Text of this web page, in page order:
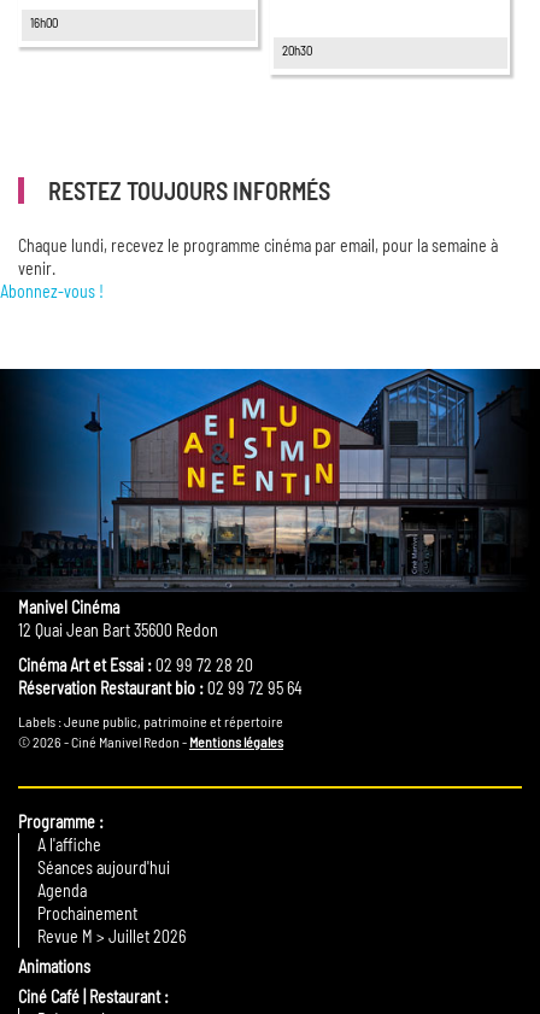
16h00
20h30
RESTEZ TOUJOURS INFORMÉS
Chaque lundi, recevez le programme cinéma par email, pour la semaine à
venir.
Abonnez-vous !
Manivel Cinéma
12 Quai Jean Bart 35600 Redon
Cinéma Art et Essai :02 99 72 28 20
Réservation Restaurant bio :02 99 72 95 64
Labels : Jeune public, patrimoine et répertoire
© 2026 - Ciné Manivel Redon - Mentions légales
Programme
A l'affiche
Séances aujourd'hui
Agenda
Prochainement
Revue M > Juillet 2026
Animations
Ciné Café | Restaurant